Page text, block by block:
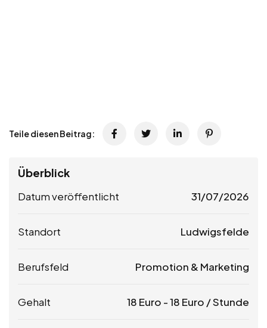
Teile diesen Beitrag:
Überblick
Datum veröffentlicht 31/07/2026
Standort Ludwigsfelde
Berufsfeld Promotion & Marketing
Gehalt 18 Euro -18 Euro / Stunde